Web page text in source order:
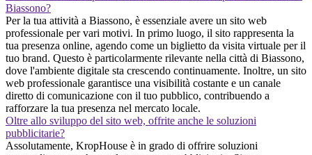
Biassono?
Per la tua attività a Biassono, è essenziale avere un sito web
professionale per vari motivi. In primo luogo, il sito rappresenta la
tua presenza online, agendo come un biglietto da visita virtuale per il
tuo brand. Questo è particolarmente rilevante nella città di Biassono,
dove l'ambiente digitale sta crescendo continuamente. Inoltre, un sito
web professionale garantisce una visibilità costante e un canale
diretto di comunicazione con il tuo pubblico, contribuendo a
rafforzare la tua presenza nel mercato locale.
Oltre allo sviluppo del sito web, offrite anche le soluzioni
pubblicitarie?
Assolutamente, KropHouse è in grado di offrire soluzioni